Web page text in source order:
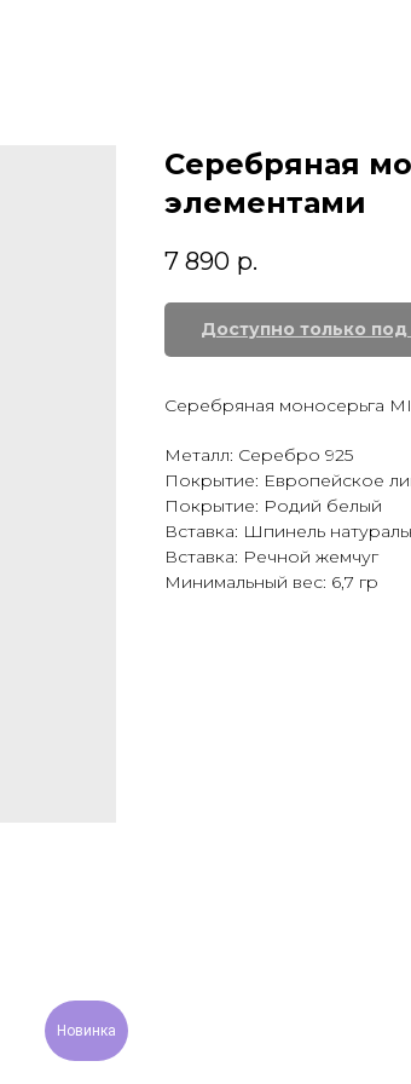
Серебряная
элементами
7 890 р.
Серебряная моносерьга
Металл: Серебро 925
Покрытие: Европейское
Покрытие: Родий белый
Вставка: Шпинель
Вставка: Речной жемчуг
Минимальный вес: 6,7 гр
Новинка